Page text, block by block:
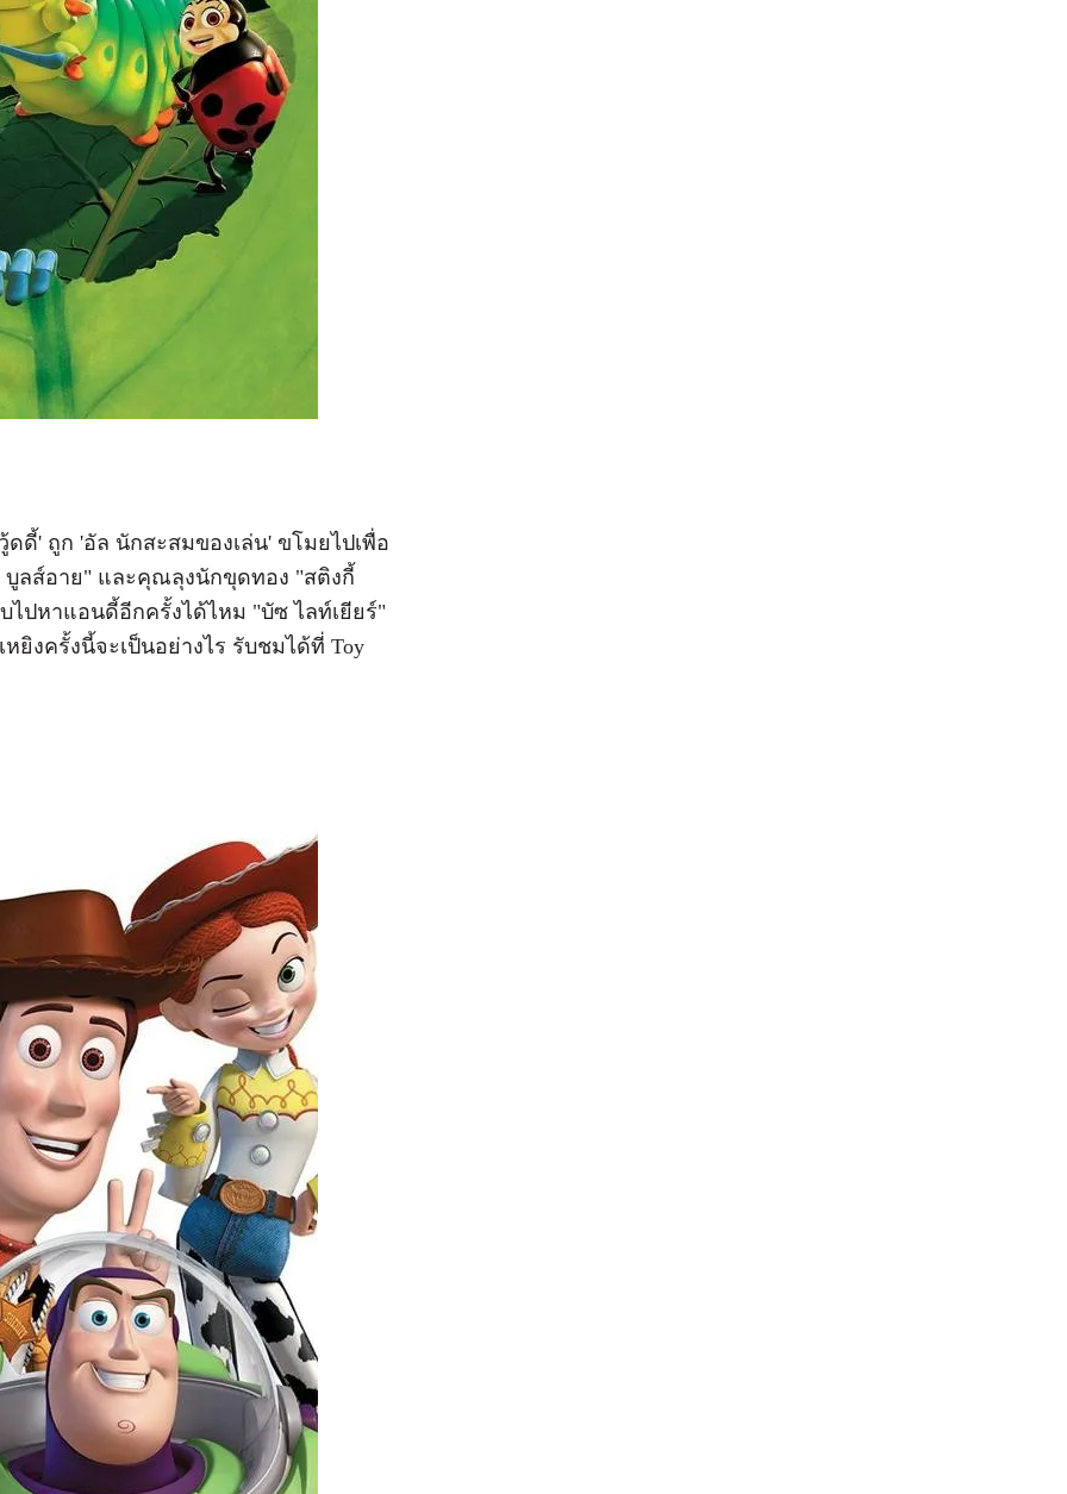
ดี้' ถูก 'อัล นักสะสมของเล่น' ขโมยไปเพื่อ
บูลส์อาย" และคุณลุงนักขุดทอง "สติงกี้
ปหาแอนดี้อีกครั้งได้ไหม "บัซ ไลท์เยียร์"
ยิงครั้งนี้จะเป็นอย่างไร รับชมได้ที่ Toy